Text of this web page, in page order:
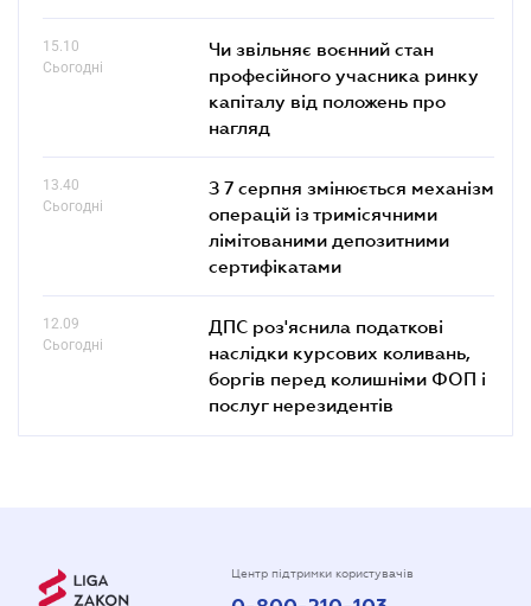
15.10
Сьогодні
Чи звільняє воєнний стан
професійного учасника ринку
капіталу від положень про
нагляд
13.40
Сьогодні
З 7 серпня змінюється механізм
операцій із тримісячними
лімітованими депозитними
сертифікатами
12.09
Сьогодні
ДПС роз'яснила податкові
наслідки курсових коливань,
боргів перед колишніми ФОП і
послуг нерезидентів
Центр підтримки користувачів